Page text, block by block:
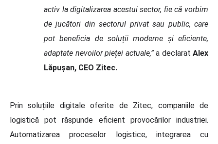
activ la digitalizarea acestui sector, fie că vorbim
de jucători din sectorul privat sau public, care
pot beneficia de soluții moderne și eficiente,
adaptate nevoilor pieței actuale,”a declarat Alex
Lăpușan, CEO Zitec.
Prin soluțiile digitale oferite de Zitec, companiile de
logistică pot răspunde eficient provocărilor industriei.
Automatizarea proceselor logistice, integrarea cu